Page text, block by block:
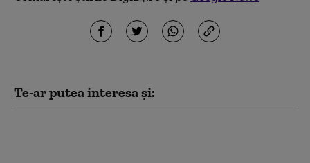
Te-ar putea interesa și: